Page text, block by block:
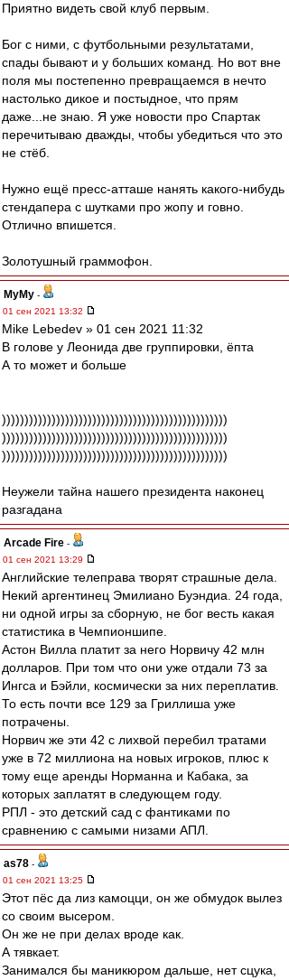
Приятно видеть свой клуб первым.
Бог с ними, с футбольными результатами,
спады бывают и у больших команд. Но вот вне
поля мы постепенно превращаемся в нечто
настолько дикое и постыдное, что прям
даже...не знаю. Я уже новости про Спартак
перечитываю дважды, чтобы убедиться что это
не стёб.
Нужно ещё пресс-атташе нанять какого-нибудь
стендапера с шутками про жопу и говно.
Отлично впишется.
Золотушный граммофон.
МуМу -
01 сен 2021 13:32
Mike Lebedev » 01 сен 2021 11:32
В голове у Леонида две группировки, ёпта
А то может и больше
))))))))))))))))))))))))))))))))))))))))))))))))))
))))))))))))))))))))))))))))))))))))))))))))))))))
))))))))))))))))))))))))))))))))))))))))))))))))))
Неужели тайна нашего президента наконец
разгадана
Arcade Fire -
01 сен 2021 13:29
Английские телеправа творят страшные дела.
Некий аргентинец Эмилиано Буэндиа. 24 года,
ни одной игры за сборную, не бог весть какая
статистика в Чемпионшипе.
Астон Вилла платит за него Норвичу 42 млн
долларов. При том что они уже отдали 73 за
Ингса и Бэйли, космически за них переплатив.
То есть почти все 129 за Гриллиша уже
потрачены.
Норвич же эти 42 с лихвой перебил тратами
уже в 72 миллиона на новых игроков, плюс к
тому еще аренды Норманна и Кабака, за
которых заплатят в следующем году.
РПЛ - это детский сад с фантиками по
сравнению с самыми низами АПЛ.
as78 -
01 сен 2021 13:25
Этот пёс да лиз камоцци, он же обмудок вылез
со своим высером.
Он же не при делах вроде как.
А тявкает.
Занимался бы маникюром дальше, нет сцука,